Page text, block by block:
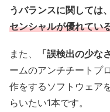
うバランスに関しては、
センシャルが優れてい
また、 「誤検出の少な
ームのアンチチートプ
作をするソフトウェア
らいたい1本です。